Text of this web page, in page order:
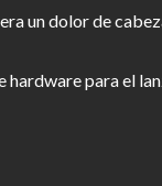
un dolor de
hardware para el